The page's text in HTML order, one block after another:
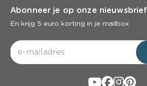
Abonneer je op onze nieuwsbrief
En krijg 5 euro korting in je mailbox